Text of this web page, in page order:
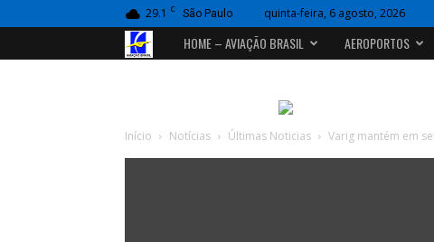
29.1 C São Paulo quinta-feira, 6 agosto, 2026
Portal
HOME – AVIAÇÃO BRASIL AEROPORTOS
Início Notícias Últimas Noticias Varig mantém em